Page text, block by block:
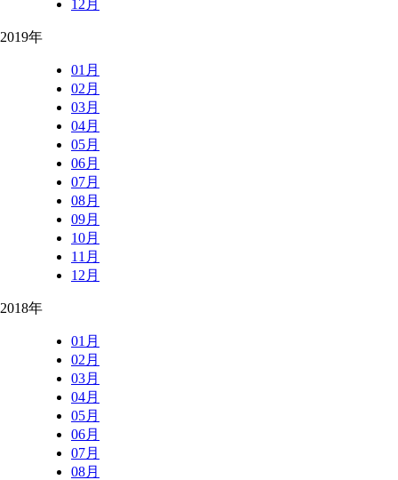
12月
2019年
01月
02月
03月
04月
05月
06月
07月
08月
09月
10月
11月
12月
2018年
01月
02月
03月
04月
05月
06月
07月
08月